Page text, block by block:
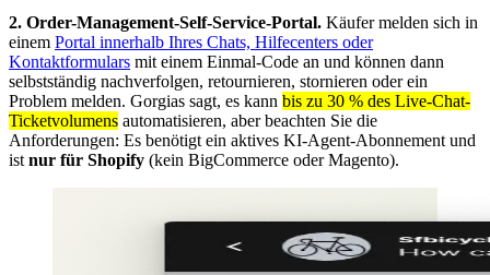
2. Order-Management-Self-Service-Portal. Käufer melden sich in
einem Portal innerhalb Ihres Chats, Hilfecenters oder
Kontaktformulars mit einem Einmal-Code an und können dann
selbstständig nachverfolgen, retournieren, stornieren oder ein
Problem melden. Gorgias sagt, es kann bis zu 30 % des Live-Chat-
Ticketvolumens automatisieren, aber beachten Sie die
Anforderungen: Es benötigt ein aktives KI-Agent-Abonnement und
ist nur für Shopify (kein BigCommerce oder Magento).